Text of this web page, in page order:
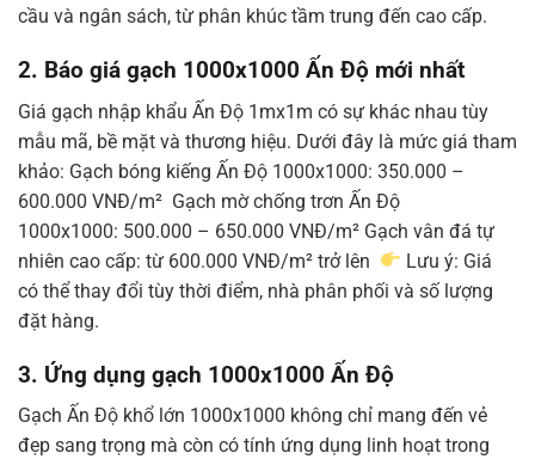
cầu và ngân sách, từ phân khúc tầm trung đến cao cấp.
2. Báo giá gạch 1000x1000 Ấn Độ mới nhất
Giá gạch nhập khẩu Ấn Độ 1mx1m có sự khác nhau tùy
mẫu mã, bề mặt và thương hiệu. Dưới đây là mức giá tham
khảo: Gạch bóng kiếng Ấn Độ 1000x1000: 350.000 –
600.000 VNĐ/m² Gạch mờ chống trơn Ấn Độ
1000x1000: 500.000 – 650.000 VNĐ/m² Gạch vân đá tự
nhiên cao cấp: từ 600.000 VNĐ/m² trở lên
Lưu ý: Giá
có thể thay đổi tùy thời điểm, nhà phân phối và số lượng
đặt hàng.
3. Ứng dụng gạch 1000x1000 Ấn Độ
Gạch Ấn Độ khổ lớn 1000x1000 không chỉ mang đến vẻ
đẹp sang trọng mà còn có tính ứng dụng linh hoạt trong